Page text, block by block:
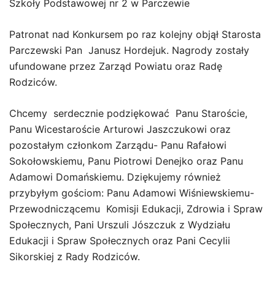
Szkoły Podstawowej nr 2 w Parczewie
Patronat nad Konkursem po raz kolejny objął Starosta
Parczewski Pan Janusz Hordejuk. Nagrody zostały
ufundowane przez Zarząd Powiatu oraz Radę
Rodziców.
Chcemy serdecznie podziękować Panu Staroście,
Panu Wicestaroście Arturowi Jaszczukowi oraz
pozostałym członkom Zarządu- Panu Rafałowi
Sokołowskiemu, Panu Piotrowi Denejko oraz Panu
Adamowi Domańskiemu. Dziękujemy również
przybyłym gościom: Panu Adamowi Wiśniewskiemu-
Przewodniczącemu Komisji Edukacji, Zdrowia i Spraw
Społecznych, Pani Urszuli Jószczuk z Wydziału
Edukacji i Spraw Społecznych oraz Pani Cecylii
Sikorskiej z Rady Rodziców.